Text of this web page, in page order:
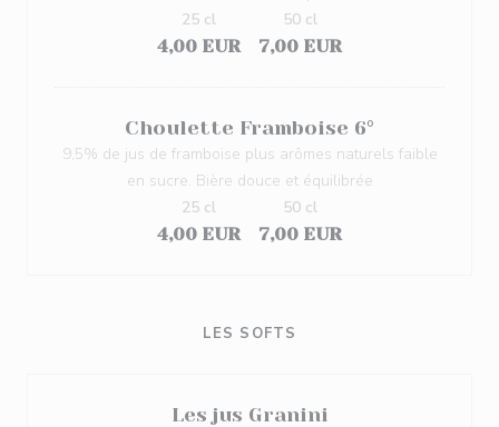
4,00 EUR
25 cl
7,00 EUR
50 cl
Choulette Framboise 6°
9,5% de jus de framboise plus arômes naturels faible
en sucre. Bière douce et équilibrée
4,00 EUR
25 cl
7,00 EUR
50 cl
LES SOFTS
Les jus Granini